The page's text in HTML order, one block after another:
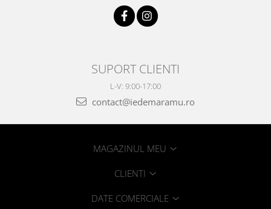
SUPORT CLIENTI
L-V: 9:00-17:00
contact@iedemaramu.ro
MAGAZINUL MEU
CLIENTI
DATE COMERCIALE